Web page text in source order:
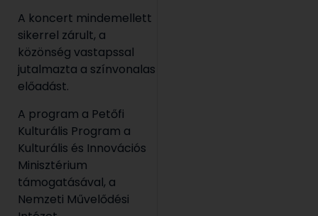
A koncert mindemellett
sikerrel zárult, a
közönség vastapssal
jutalmazta a színvonalas
előadást.
A program a Petőfi
Kulturális Program a
Kulturális és Innovációs
Minisztérium
támogatásával, a
Nemzeti Művelődési